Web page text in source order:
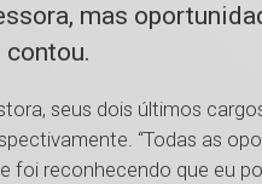
mas
contou.
seus dois últimos
“Todas as
foi reconhecendo que eu